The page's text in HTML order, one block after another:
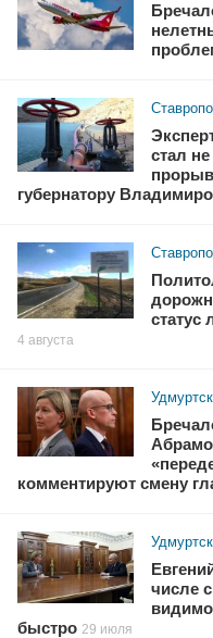
стал
губернатору
статус
4 августа
комментируют смену
числе
быстро 29 июля